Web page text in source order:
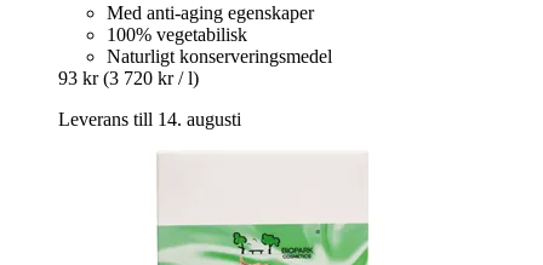
Med anti-aging egenskaper
100% vegetabilisk
Naturligt konserveringsmedel
93 kr (3 720 kr / l)
Leverans till 14. augusti